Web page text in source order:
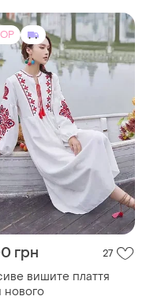
грн 27
вишите плаття
нового